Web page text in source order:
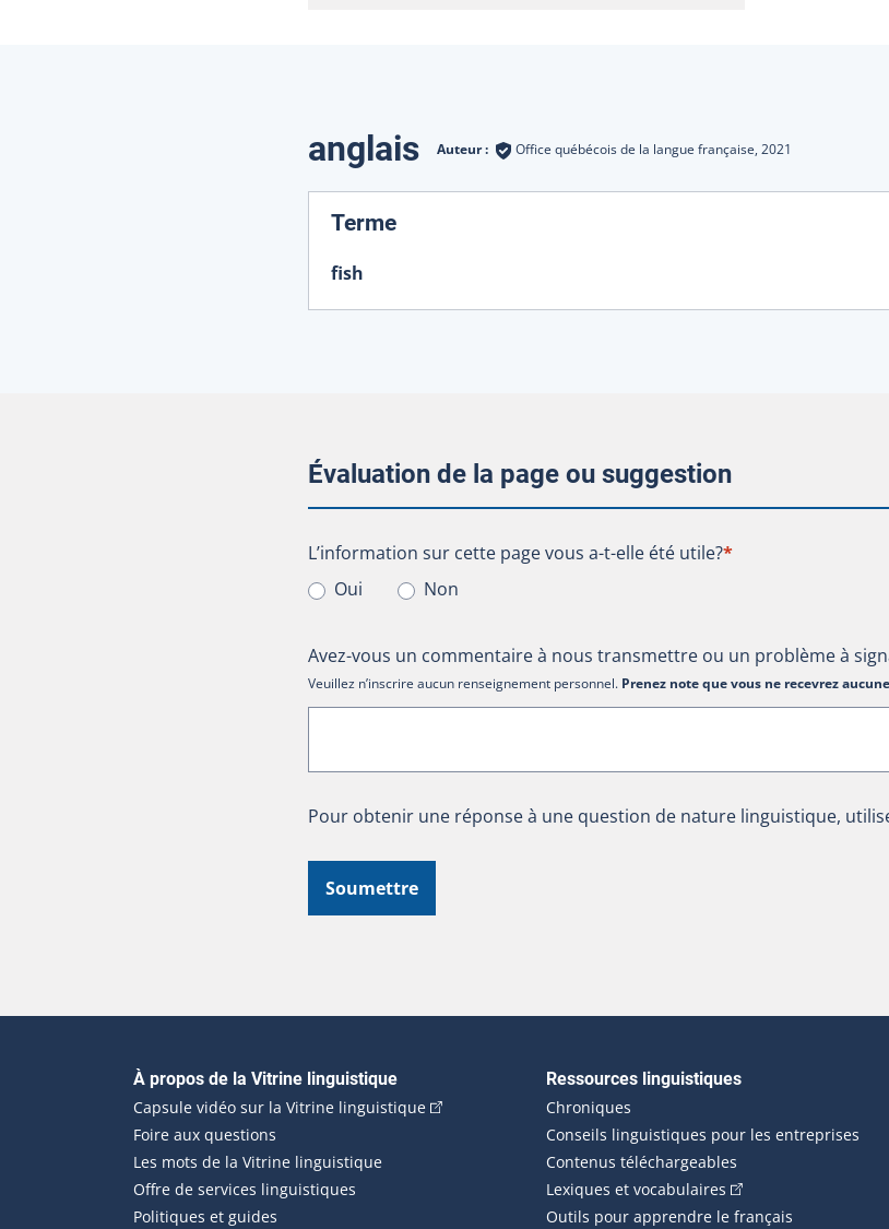
Traductions
anglais Auteur : Office québécois de la langue française, 2021
Terme:
fish
Évaluation de la page ou suggestion
L’information sur cette page vous a-t-elle été utile?
L’information sur cette page vous a-t-elle été utile?*
Oui
Non
Avez-vous un commentaire à nous transmettre ou un problème à
Veuillez n’inscrire aucun renseignement personnel. Prenez note que vous ne recevrez
Pour obtenir une réponse à une question de nature linguistique,
Soumettre
Navigation principale
À propos de la Vitrine linguistique
Capsule vidéo sur la Vitrine linguistique(Cet hyperlien externe s'ouvrira dans une nouvelle fenêtre.)
Foire aux questions
Les mots de la Vitrine linguistique
Offre de services linguistiques
Politiques et guides
Ressources linguistiques
Chroniques
Conseils linguistiques pour les entreprises
Contenus téléchargeables
Lexiques et vocabulaires (Cet hyperlien
Outils pour apprendre le français